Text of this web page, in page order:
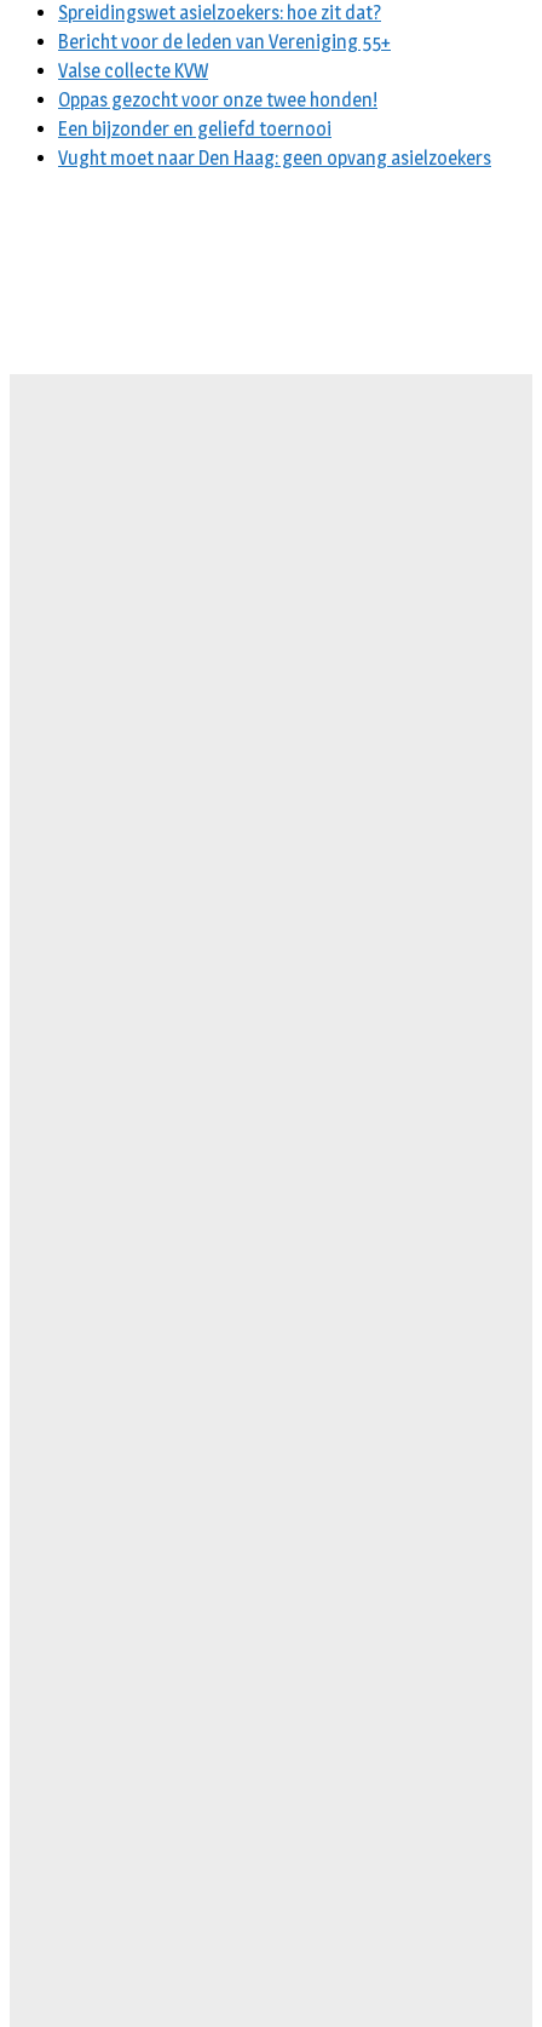
Spreidingswet asielzoekers: hoe zit dat?
Bericht voor de leden van Vereniging 55+
Valse collecte KVW
Oppas gezocht voor onze twee honden!
Een bijzonder en geliefd toernooi
Vught moet naar Den Haag: geen opvang asielzoekers